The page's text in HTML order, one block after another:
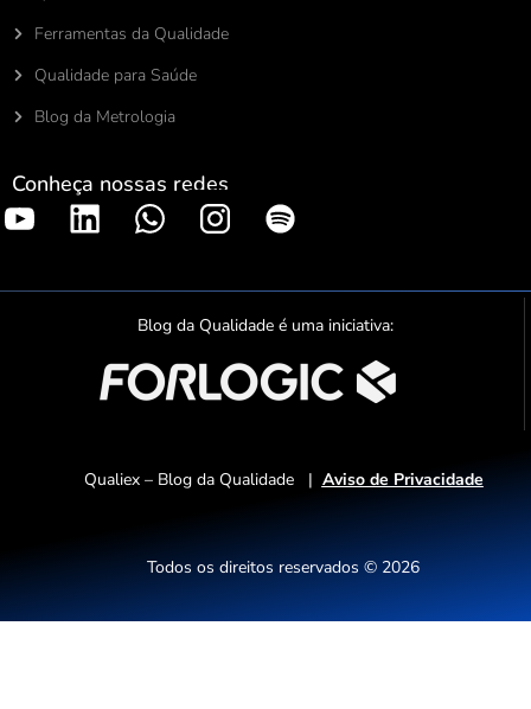
Ferramentas da Qualidade
Qualidade para Saúde
Blog da Metrologia
Conheça nossas redes
S
o
t
f
y
Blog da Qualidade é uma iniciativa:
Qualiex – Blog da Qualidade | Aviso de Privacidade
Todos os direitos reservados © 2026